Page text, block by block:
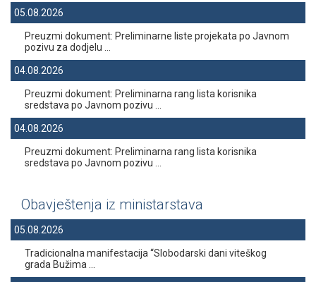
05.08.2026
Preuzmi dokument: Preliminarne liste projekata po Javnom
pozivu za dodjelu ...
04.08.2026
Preuzmi dokument: Preliminarna rang lista korisnika
sredstava po Javnom pozivu ...
04.08.2026
Preuzmi dokument: Preliminarna rang lista korisnika
sredstava po Javnom pozivu ...
Obavještenja iz ministarstava
05.08.2026
Tradicionalna manifestacija “Slobodarski dani viteškog
grada Bužima ...